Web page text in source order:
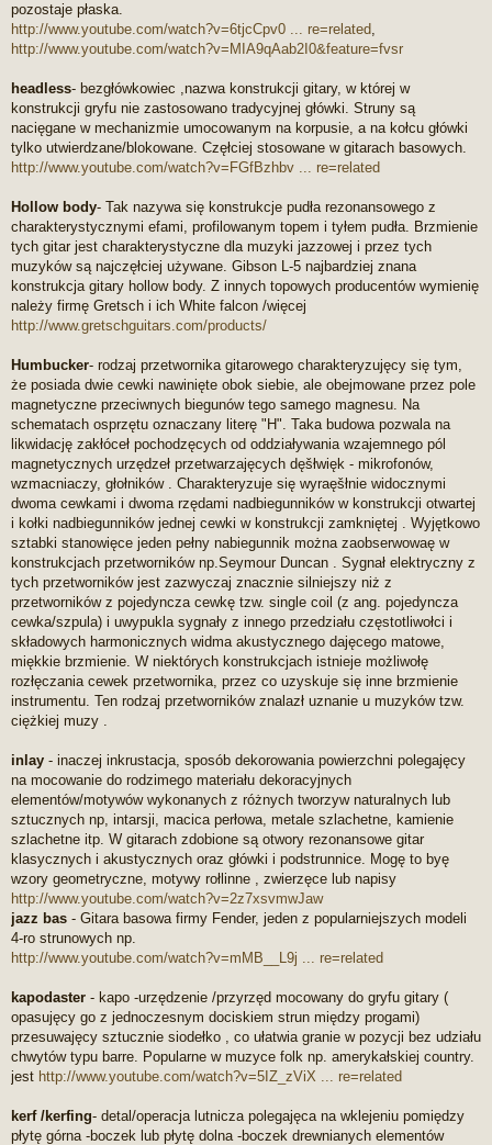
pozostaje płaska.
http://www.youtube.com/watch?v=6tjcCpv0 ... re=related,
http://www.youtube.com/watch?v=MIA9qAab2I0&feature=fvsr
headless- bezgłówkowiec ,nazwa konstrukcji gitary, w której w
konstrukcji gryfu nie zastosowano tradycyjnej główki. Struny są
nacięgane w mechanizmie umocowanym na korpusie, a na kołcu główki
tylko utwierdzane/blokowane. Częłciej stosowane w gitarach basowych.
http://www.youtube.com/watch?v=FGfBzhbv ... re=related
Hollow body- Tak nazywa się konstrukcje pudła rezonansowego z
charakterystycznymi efami, profilowanym topem i tyłem pudła. Brzmienie
tych gitar jest charakterystyczne dla muzyki jazzowej i przez tych
muzyków są najczęłciej używane. Gibson L-5 najbardziej znana
konstrukcja gitary hollow body. Z innych topowych producentów wymienię
należy firmę Gretsch i ich White falcon /więcej
http://www.gretschguitars.com/products/
Humbucker- rodzaj przetwornika gitarowego charakteryzujęcy się tym,
że posiada dwie cewki nawinięte obok siebie, ale obejmowane przez pole
magnetyczne przeciwnych biegunów tego samego magnesu. Na
schematach osprzętu oznaczany literę "H". Taka budowa pozwala na
likwidację zakłóceł pochodzęcych od oddziaływania wzajemnego pól
magnetycznych urzędzeł przetwarzajęcych dęšłwięk - mikrofonów,
wzmacniaczy, głołników . Charakteryzuje się wyraęšłnie widocznymi
dwoma cewkami i dwoma rzędami nadbiegunników w konstrukcji otwartej
i kołki nadbiegunników jednej cewki w konstrukcji zamkniętej . Wyjętkowo
sztabki stanowięce jeden pełny nabiegunnik można zaobserwowaę w
konstrukcjach przetworników np.Seymour Duncan . Sygnał elektryczny z
tych przetworników jest zazwyczaj znacznie silniejszy niż z
przetworników z pojedyncza cewkę tzw. single coil (z ang. pojedyncza
cewka/szpula) i uwypukla sygnały z innego przedziału częstotliwołci i
składowych harmonicznych widma akustycznego dajęcego matowe,
miękkie brzmienie. W niektórych konstrukcjach istnieje możliwołę
rozłęczania cewek przetwornika, przez co uzyskuje się inne brzmienie
instrumentu. Ten rodzaj przetworników znalazł uznanie u muzyków tzw.
ciężkiej muzy .
inlay - inaczej inkrustacja, sposób dekorowania powierzchni polegajęcy
na mocowanie do rodzimego materiału dekoracyjnych
elementów/motywów wykonanych z różnych tworzyw naturalnych lub
sztucznych np, intarsji, macica perłowa, metale szlachetne, kamienie
szlachetne itp. W gitarach zdobione są otwory rezonansowe gitar
klasycznych i akustycznych oraz główki i podstrunnice. Mogę to byę
wzory geometryczne, motywy rołlinne , zwierzęce lub napisy
http://www.youtube.com/watch?v=2z7xsvmwJaw
jazz bas - Gitara basowa firmy Fender, jeden z popularniejszych modeli
4-ro strunowych np.
http://www.youtube.com/watch?v=mMB__L9j ... re=related
kapodaster - kapo -urzędzenie /przyrzęd mocowany do gryfu gitary (
opasujęcy go z jednoczesnym dociskiem strun między progami)
przesuwajęcy sztucznie siodełko , co ułatwia granie w pozycji bez udziału
chwytów typu barre. Popularne w muzyce folk np. amerykałskiej country.
jest http://www.youtube.com/watch?v=5IZ_zViX ... re=related
kerf /kerfing- detal/operacja lutnicza polegajęca na wklejeniu pomiędzy
płytę górna -boczek lub płytę dolna -boczek drewnianych elementów